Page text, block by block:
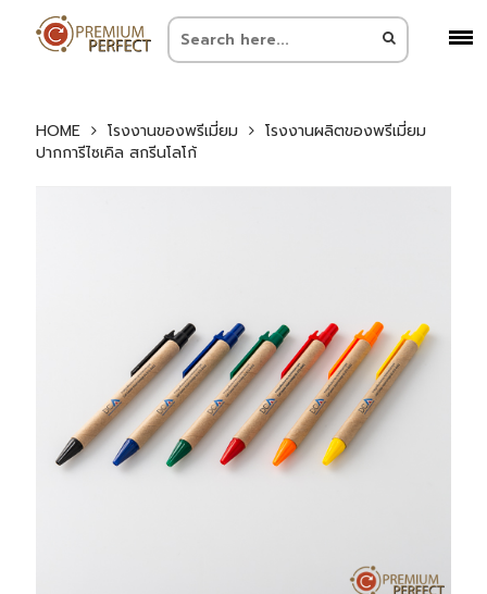
HOME โรงงานของพรีเมี่ยม
โรงงานผลิตของพรีเมี่ยม
ปากการีไซเคิล สกรีนโลโก้